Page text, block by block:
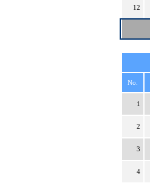
12
No.
1
2
3
4